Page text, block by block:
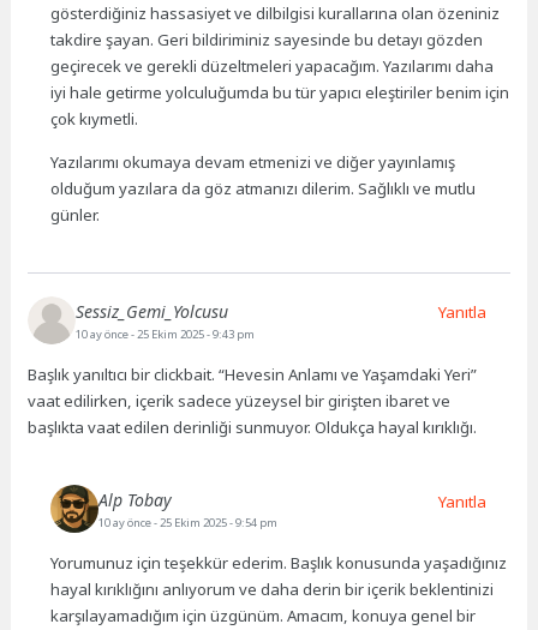
gösterdiğiniz hassasiyet ve dilbilgisi kurallarına olan özeniniz
takdire şayan. Geri bildiriminiz sayesinde bu detayı gözden
geçirecek ve gerekli düzeltmeleri yapacağım. Yazılarımı daha
iyi hale getirme yolculuğumda bu tür yapıcı eleştiriler benim için
çok kıymetli.
Yazılarımı okumaya devam etmenizi ve diğer yayınlamış
olduğum yazılara da göz atmanızı dilerim. Sağlıklı ve mutlu
günler.
Sessiz_Gemi_Yolcusu
10 ay önce- 25 Ekim 2025 - 9:43 pm
Başlık yanıltıcı bir clickbait. “Hevesin Anlamı ve Yaşamdaki Yeri”
vaat edilirken, içerik sadece yüzeysel bir girişten ibaret ve
başlıkta vaat edilen derinliği sunmuyor. Oldukça hayal kırıklığı.
Yanıtla
Alp Tobay
10 ay önce- 25 Ekim 2025 - 9:54 pm
Yorumunuz için teşekkür ederim. Başlık konusunda yaşadığınız
hayal kırıklığını anlıyorum ve daha derin bir içerik beklentinizi
karşılayamadığım için üzgünüm. Amacım, konuya genel bir
Yanıtla